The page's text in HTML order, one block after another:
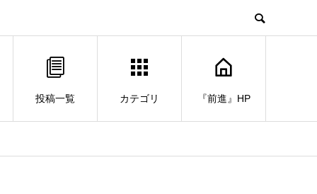
投稿一覧 カテゴリ 『前進』HP